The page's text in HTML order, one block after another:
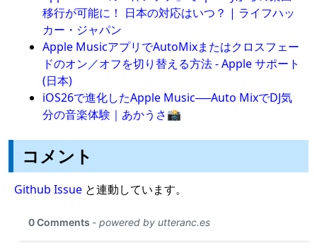
移行が可能に！ 日本の対応はいつ？ | ライフハッ
カー・ジャパン
Apple MusicアプリでAutoMixまたはクロスフェー
ドのオン／オフを切り替える方法 - Apple サポート
(日本)
iOS26で進化したApple Music──Auto MixでDJ気
分の音楽体験｜あかうさ📸
コメント
Github Issue と連動しています。